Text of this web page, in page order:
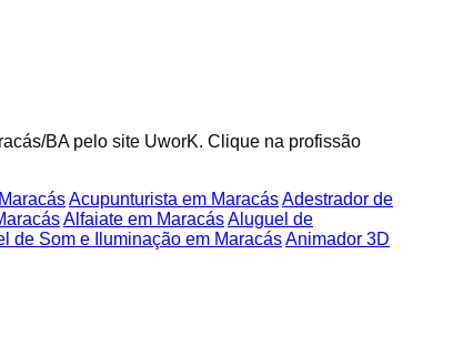
BA pelo site UworK. Clique na profissão
Acupunturista em MaracásAdestrador de
Alfaiate em MaracásAluguel de
de Som e Iluminação em MaracásAnimador 3D